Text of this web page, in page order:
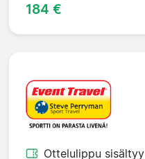
184 €
Ottelulippu sisältyy